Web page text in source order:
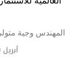
المهندس وجية
أبريل 29, 2025